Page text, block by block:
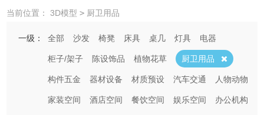
当前位置： 3D模型 > 厨卫用品
一级： 全部 沙发 椅凳 床具 桌几 灯具 电器
柜子/架子 陈设饰品 植物花草 厨卫用品
构件五金 器材设备 材质预设 汽车交通 人物动物
家装空间 酒店空间 餐饮空间 娱乐空间 办公机构